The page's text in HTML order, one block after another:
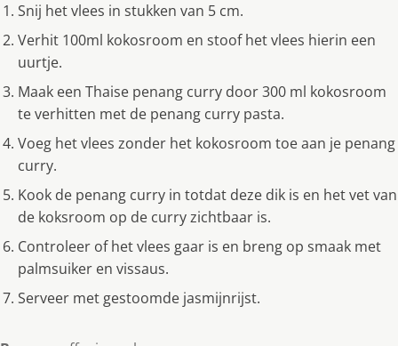
Snij het vlees in stukken van 5 cm.
Verhit 100ml kokosroom en stoof het vlees hierin een
uurtje.
Maak een Thaise penang curry door 300 ml kokosroom
te verhitten met de penang curry pasta.
Voeg het vlees zonder het kokosroom toe aan je penang
curry.
Kook de penang curry in totdat deze dik is en het vet van
de koksroom op de curry zichtbaar is.
Controleer of het vlees gaar is en breng op smaak met
palmsuiker en vissaus.
Serveer met gestoomde jasmijnrijst.